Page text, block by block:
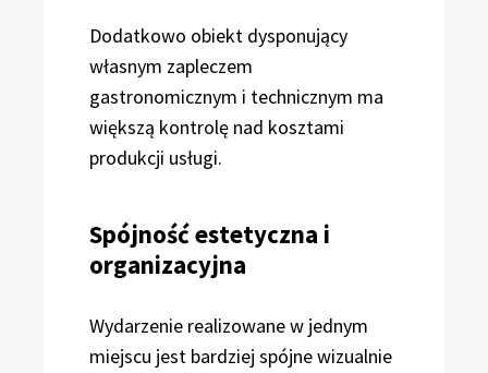
Dodatkowo obiekt dysponujący
własnym zapleczem
gastronomicznym i technicznym ma
większą kontrolę nad kosztami
produkcji usługi.
Spójność estetyczna i
organizacyjna
Wydarzenie realizowane w jednym
miejscu jest bardziej spójne wizualnie